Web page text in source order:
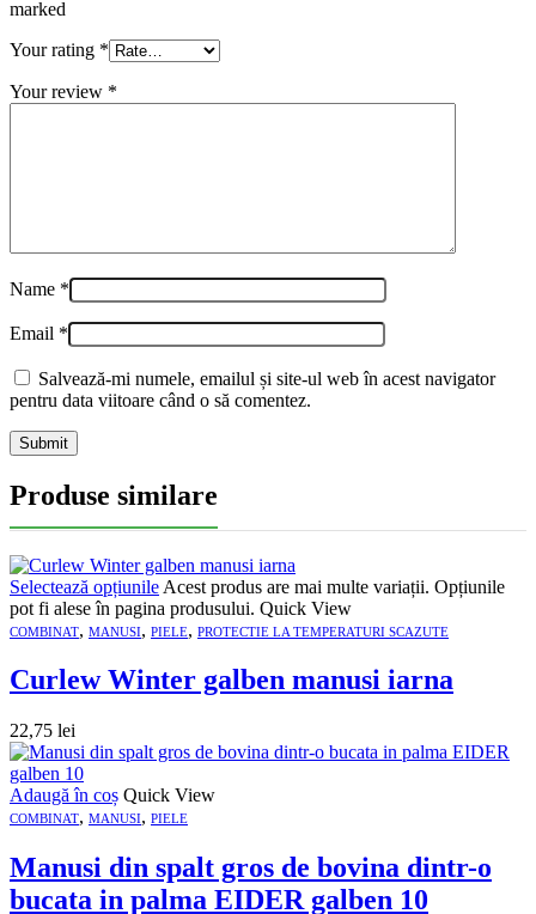
marked
Your rating *
Your review *
Name *
Email *
Salvează-mi numele, emailul și site-ul web în acest navigator
pentru data viitoare când o să comentez.
Produse similare
Selectează opțiunile Acest produs are mai multe variații. Opțiunile
pot fi alese în pagina produsului. Quick View
COMBINAT, MANUSI, PIELE, PROTECTIE LA TEMPERATURI SCAZUTE
Curlew Winter galben manusi iarna
22,75 lei
Adaugă în coș Quick View
COMBINAT, MANUSI, PIELE
Manusi din spalt gros de bovina dintr-o
bucata in palma EIDER galben 10